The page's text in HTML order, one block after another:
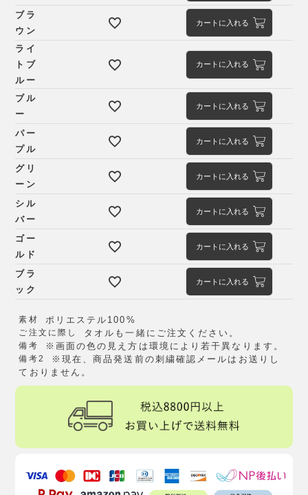
ブラ
ウン
カートに入れる
ライ
トブ
ルー
カートに入れる
ブル
ー
カートに入れる
パー
プル
カートに入れる
グリ
ーン
カートに入れる
シル
バー
カートに入れる
ゴー
ルド
カートに入れる
ブラ
ック
カートに入れる
素材 ポリエステル100%
ご注文に際し タオルも一緒にご注文ください。
備考 ※画面の色の見え方は環境により若干異なります。
備考2
※現在、商品発送前の刺繍確認メールはお送りし
ておりません。